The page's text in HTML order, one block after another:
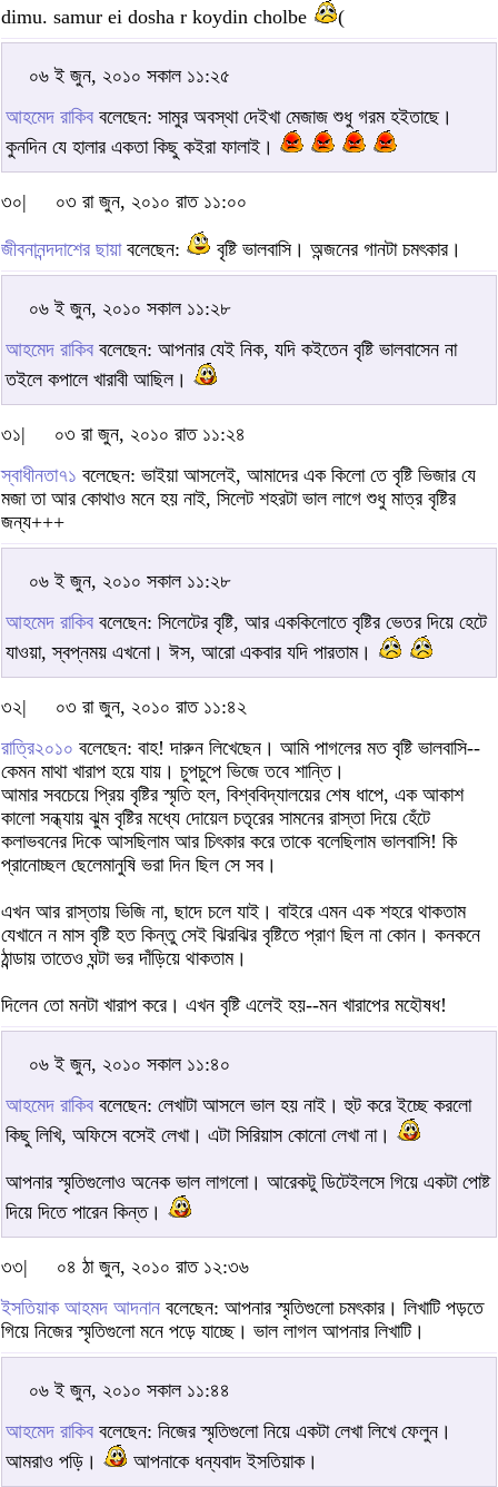
dimu. samur ei dosha r koydin cholbe
(
০৬ ই জুন, ২০১০ সকাল ১১:২৫
আহমেদ রাকিব বলেছেন: সামুর অবস্থা দেইখা মেজাজ শুধু গরম হইতাছে।
কুনদিন যে হালার একতা কিছু কইরা ফালাই।
৩০| ০৩ রা জুন, ২০১০ রাত ১১:০০
জীবনানন্দদাশের ছায়াবলেছেন: বৃষ্টি ভালবাসি। অন্জনের গানটা চমৎকার।
০৬ ই জুন, ২০১০ সকাল ১১:২৮
আহমেদ রাকিব বলেছেন: আপনার যেই নিক, যদি কইতেন বৃষ্টি ভালবাসেন না
তইলে কপালে খারাবী আছিল।
৩১|
০৩ রা জুন, ২০১০ রাত ১১:২৪
স্বাধীনতা৭১ বলেছেন: ভাইয়া আসলেই, আমাদের এক কিলো তে বৃষ্টি ভিজার যে
মজা তা আর কোথাও মনে হয় নাই, সিলেট শহরটা ভাল লাগে শুধু মাত্র বৃষ্টির
জন্য+++
০৬ ই জুন, ২০১০ সকাল ১১:২৮
আহমেদ রাকিব বলেছেন: সিলেটের বৃষ্টি, আর এককিলোতে বৃষ্টির ভেতর দিয়ে হেটে
যাওয়া, স্বপ্নময় এখনো। ঈস, আরো একবার যদি পারতাম।
৩২|
০৩ রা জুন, ২০১০ রাত ১১:৪২
রাত্রি২০১০ বলেছেন: বাহ! দারুন লিখেছেন। আমি পাগলের মত বৃষ্টি ভালবাসি--
কেমন মাথা খারাপ হয়ে যায়। চুপচুপে ভিজে তবে শান্তি।
আমার সবচেয়ে প্রিয় বৃষ্টির স্মৃতি হল, বিশ্ববিদ্যালয়ের শেষ ধাপে, এক আকাশ
কালো সন্ধ্যায় ঝুম বৃষ্টির মধ্যে দোয়েল চতৃরের সামনের রাস্তা দিয়ে হেঁটে
কলাভবনের দিকে আসছিলাম আর চিৎকার করে তাকে বলেছিলাম ভালবাসি! কি
প্রানোচ্ছল ছেলেমানুষি ভরা দিন ছিল সে সব।
এখন আর রাস্তায় ভিজি না, ছাদে চলে যাই। বাইরে এমন এক শহরে থাকতাম
যেখানে ন মাস বৃষ্টি হত কিন্তু সেই ঝিরঝির বৃষ্টিতে প্রাণ ছিল না কোন। কনকনে
ঠান্ডায় তাতেও ঘন্টা ভর দাঁড়িয়ে থাকতাম।
দিলেন তো মনটা খারাপ করে। এখন বৃষ্টি এলেই হয়--মন খারাপের মহৌষধ!
০৬ ই জুন, ২০১০ সকাল ১১:৪০
আহমেদ রাকিব বলেছেন: লেখাটা আসলে ভাল হয় নাই। হুট করে ইচ্ছে করলো
কিছু লিখি, অফিসে বসেই লেখা। এটা সিরিয়াস কোনো লেখা না।
আপনার স্মৃতিগুলোও অনেক ভাল লাগলো। আরেকটু ডিটেইলসে গিয়ে একটা পোষ্ট
দিয়ে দিতে পারেন কিন্ত।
৩৩|
০৪ ঠা জুন, ২০১০ রাত ১২:৩৬
ইসতিয়াক আহমদ আদনান বলেছেন: আপনার স্মৃতিগুলো চমৎকার। লিখাটি পড়তে
গিয়ে নিজের স্মৃতিগুলো মনে পড়ে যাচ্ছে। ভাল লাগল আপনার লিখাটি।
০৬ ই জুন, ২০১০ সকাল ১১:৪৪
আহমেদ রাকিব বলেছেন: নিজের স্মৃতিগুলো নিয়ে একটা লেখা লিখে ফেলুন।
আমরাও পড়ি।
আপনাকে ধন্যবাদ ইসতিয়াক।